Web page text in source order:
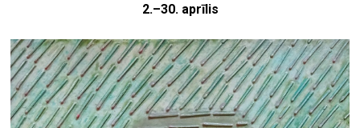
meklēt
2.–30. aprīlis